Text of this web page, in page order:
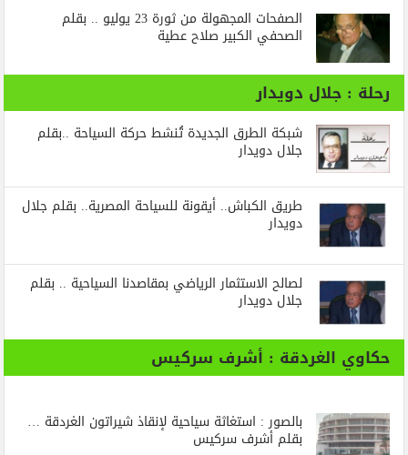
الصفحات المجهولة من ثورة 23 يوليو .. بقلم
الصحفي الكبير صلاح عطية
رحلة : جلال دويدار
شبكة الطرق الجديدة تُنشط حركة السياحة ..بقلم
جلال دويدار
طريق الكباش.. أيقونة للسياحة المصرية.. بقلم جلال
دويدار
لصالح الاستثمار الرياضي بمقاصدنا السياحية .. بقلم
جلال دويدار
حكاوي الغردقة : أشرف سركيس
بالصور : استغاثة سياحية لإنقاذ شيراتون الغردقة …
بقلم أشرف سركيس